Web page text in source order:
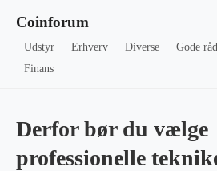
Coinforum
Udstyr Erhverv Diverse Gode råd
Finans
Derfor bør du vælge
professionelle